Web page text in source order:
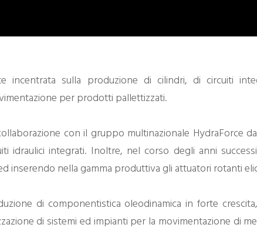
incentrata sulla produzione di cilindri, di circuiti
per prodotti pallettizzati.
con il gruppo multinazionale HydraForce
idraulici integrati. Inoltre, nel corso degli anni
inserendo nella gamma produttiva gli attuatori rotanti
di componentistica oleodinamica in forte
di sistemi ed impianti per la movimentazione di